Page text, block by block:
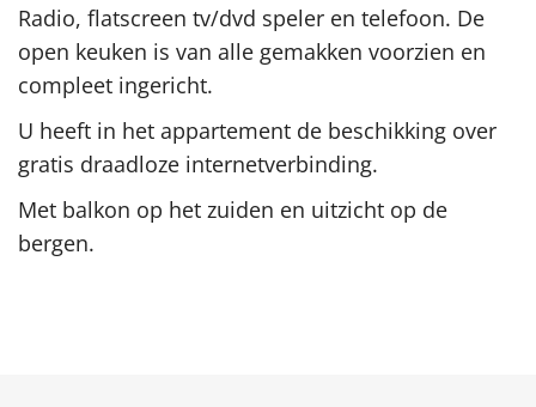
Radio, flatscreen tv/dvd speler en telefoon. De
open keuken is van alle gemakken voorzien en
compleet ingericht.
U heeft in het appartement de beschikking over
gratis draadloze internetverbinding.
Met balkon op het zuiden en uitzicht op de
bergen.